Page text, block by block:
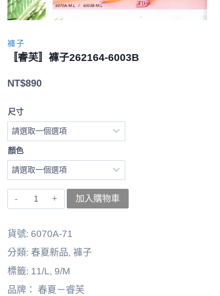
褲子
〚睿芙〛褲子262164-6003B
NT$890
尺寸
顏色
〚睿
262164-
6003B
數
加入購物車
貨號: 6070A-71
分類: 春夏新品, 褲子
標籤: 11/L, 9/M
品牌： 春夏－睿芙